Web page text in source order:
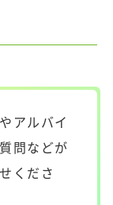
アルバイ
問などが
くださ